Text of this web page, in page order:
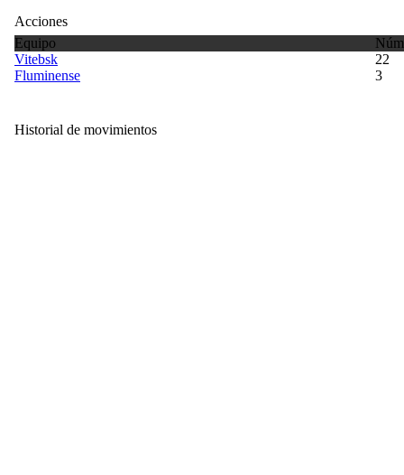
Acciones
Equipo
Vitebsk
22
Fluminense
3
Historial de movimientos